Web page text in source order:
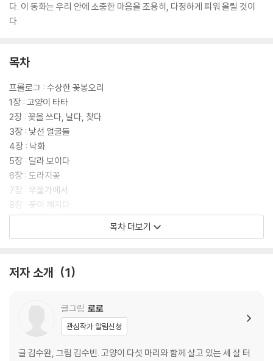
다. 이 동화는 우리 안에 소중한 마음을 조용히, 다정하게 피워 올릴 것이
다.
목차
프롤로그 : 수상한 꽃봉오리
1장 : 고양이 타타
2장 : 꽃을 쓰다, 날다, 찾다
3장 : 낯선 얼굴들
4장 : 낙화
5장 : 달라 보이다
6장 : 도라지꽃
7장 : 우물가에서
8장 : 꽃이 깨지다
9장 : 약속
에필로그 : 따아, 따!
목차 더보기
저자 소개 1
글그림 로로
관심작가 알림신청
글 김수완, 그림 김수빈. 고양이 다섯 마리와 함께 살고 있는 세 살 터